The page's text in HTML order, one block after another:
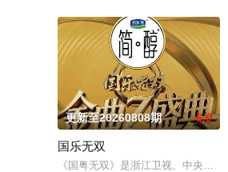
更新至20260808期 6.0
国乐无双
《国粤无双》是浙江卫视、中央宣